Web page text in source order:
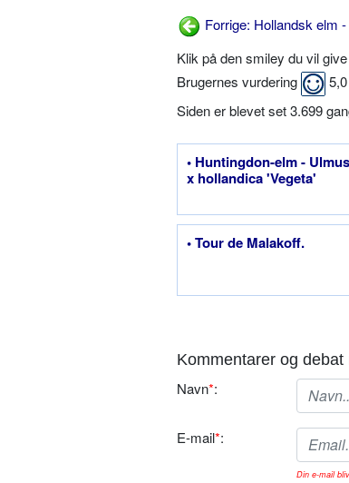
Forrige: Hollandsk elm
Klik på den smiley du vil
Brugernes vurdering
5,0
Siden er blevet set 3.699
• Huntingdon-elm - Ulmus
x hollandica 'Vegeta'
• Tour de Malakoff.
Kommentarer og
Navn*:
E-mail*:
Din e-mail